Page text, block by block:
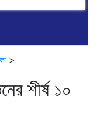
বাড়ানোর তাগিদ
>
শীর্ষ ১০